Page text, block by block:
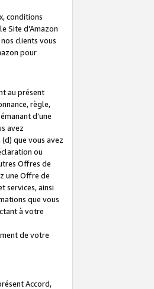
conditions
Site d’Amazon
clients vous
pour
au présent
règle,
d’une
avez
que vous avez
ou
Offres de
une Offre de
services, ainsi
que vous
à votre
de votre
Accord,